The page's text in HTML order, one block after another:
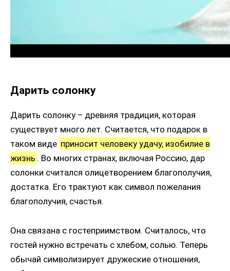
Дарить солонку
Дарить солонку – древняя традиция, которая
существует много лет. Считается, что подарок в
таком виде приносит человеку удачу, изобилие в
жизнь . Во многих странах, включая Россию, дар
солонки считался олицетворением благополучия,
достатка. Его трактуют как символ пожелания
благополучия, счастья.
Она связана с гостеприимством. Считалось, что
гостей нужно встречать с хлебом, солью. Теперь
обычай символизирует дружеские отношения,